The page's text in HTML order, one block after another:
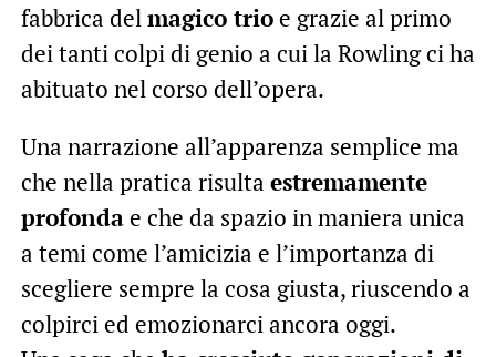
fabbrica delmagico trioe grazie al primo
dei tanti colpi di genio a cui la Rowling ci ha
abituato nel corso dell’opera.
Una narrazione all’apparenza semplice ma
che nella pratica risulta estremamente
profondae che da spazio in maniera unica
a temi come l’amicizia e l’importanza di
scegliere sempre la cosa giusta, riuscendo a
colpirci ed emozionarci ancora oggi.